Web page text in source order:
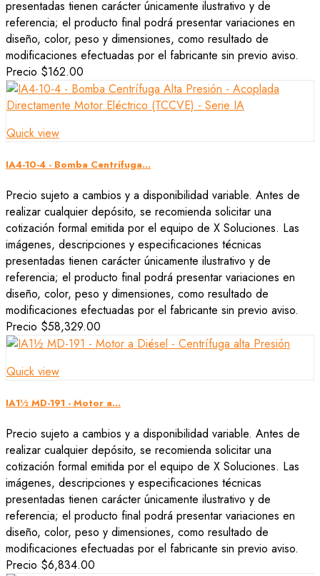
presentadas tienen carácter únicamente ilustrativo y de
referencia; el producto final podrá presentar variaciones en
diseño, color, peso y dimensiones, como resultado de
modificaciones efectuadas por el fabricante sin previo aviso.
Precio $162.00
Quick view
IA4-10-4 - Bomba Centrífuga...
Precio sujeto a cambios y a disponibilidad variable. Antes de
realizar cualquier depósito, se recomienda solicitar una
cotización formal emitida por el equipo de X Soluciones. Las
imágenes, descripciones y especificaciones técnicas
presentadas tienen carácter únicamente ilustrativo y de
referencia; el producto final podrá presentar variaciones en
diseño, color, peso y dimensiones, como resultado de
modificaciones efectuadas por el fabricante sin previo aviso.
Precio $58,329.00
Quick view
IA1½ MD-191 - Motor a...
Precio sujeto a cambios y a disponibilidad variable. Antes de
realizar cualquier depósito, se recomienda solicitar una
cotización formal emitida por el equipo de X Soluciones. Las
imágenes, descripciones y especificaciones técnicas
presentadas tienen carácter únicamente ilustrativo y de
referencia; el producto final podrá presentar variaciones en
diseño, color, peso y dimensiones, como resultado de
modificaciones efectuadas por el fabricante sin previo aviso.
Precio $6,834.00